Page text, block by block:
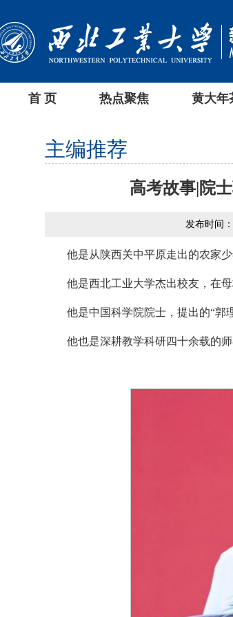
首 页 热点聚焦 黄大年
主编推荐
高考故事|院
发布时间
他是从陕西关中平原走出的农家
他是西北工业大学杰出校友，在
他是中国科学院院士，提出的“郭
他也是深耕教学科研四十余载的